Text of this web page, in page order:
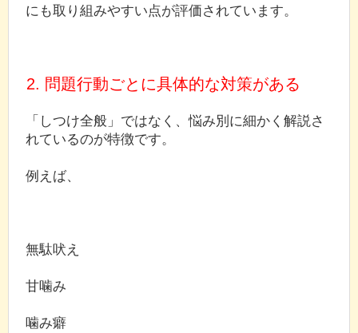
にも取り組みやすい点が評価されています。
2. 問題行動ごとに具体的な対策がある
「しつけ全般」ではなく、悩み別に細かく解説さ
れているのが特徴です。
例えば、
無駄吠え
甘噛み
噛み癖